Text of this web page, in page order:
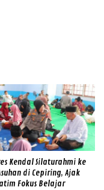
Kendal Silaturahmi ke
di Cepiring, Ajak
Fokus Belajar